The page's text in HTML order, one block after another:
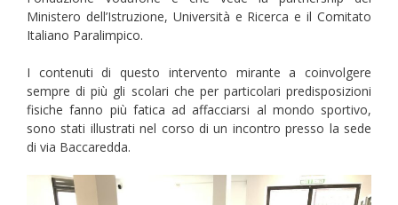
Ministero dell’Istruzione, Università e Ricerca e il Comitato
Italiano Paralimpico.
I contenuti di questo intervento mirante a coinvolgere
sempre di più gli scolari che per particolari predisposizioni
fisiche fanno più fatica ad affacciarsi al mondo sportivo,
sono stati illustrati nel corso di un incontro presso la sede
di via Baccaredda.